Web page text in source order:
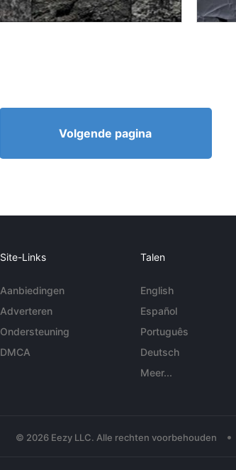
Volgende pagina
Site-Links
Aanbiedingen
Adverteren
Ondersteuning
DMCA
Talen
English
Español
Português
Deutsch
Meer...
© 2026 Eezy LLC. Alle rechten voorbehouden •